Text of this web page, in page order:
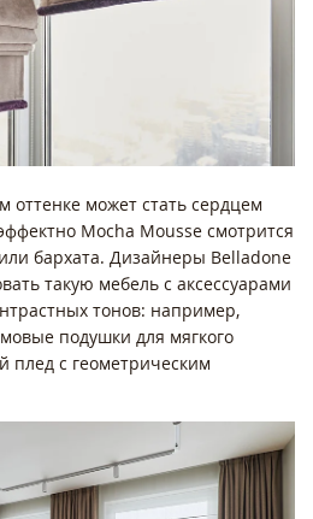
оттенке может стать сердцем
Mocha Mousse смотрится
бархата. Дизайнеры Belladone
такую мебель с аксессуарами
тонов: например,
подушки для мягкого
плед с геометрическим